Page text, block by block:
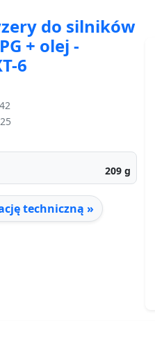
do silników
+ olej -
6
209 g
techniczną »